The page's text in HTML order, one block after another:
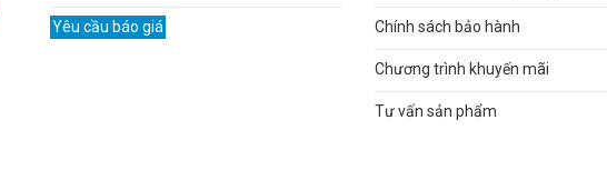
Yêu cầu báo giá Chính sách bảo hành
Chương trình khuyến mãi
Tư vấn sản phẩm